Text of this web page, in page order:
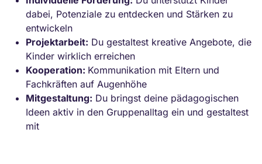
dabei, Potenziale zu entdecken und Stärken zu
entwickeln
Projektarbeit: Du gestaltest kreative Angebote, die
Kinder wirklich erreichen
Kooperation: Kommunikation mit Eltern und
Fachkräften auf Augenhöhe
Mitgestaltung: Du bringst deine pädagogischen
Ideen aktiv in den Gruppenalltag ein und gestaltest
mit